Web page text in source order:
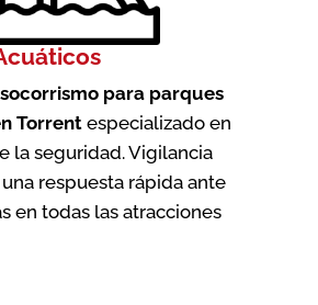
para parques
Torrent especializado en
la seguridad. Vigilancia
respuesta rápida ante
en todas las atracciones